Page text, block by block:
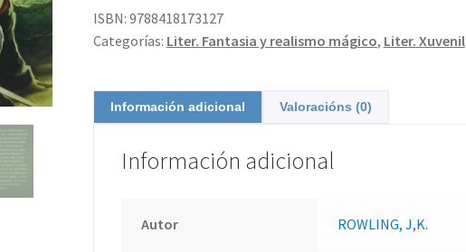
ISBN: 9788418173127
Categorías: Liter. Fantasia y realismo mágico, Liter. Xuvenil
Información adicional Valoracións (0)
Información adicional
Autor ROWLING, J,K.